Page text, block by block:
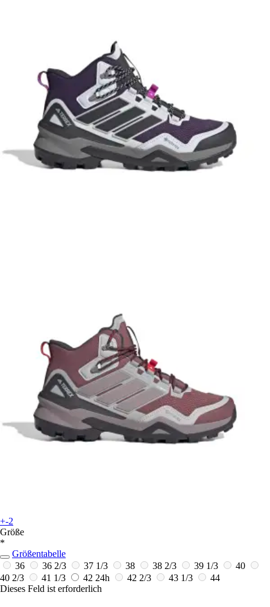
+-2
Größe
*
Größentabelle
36
36 2/3 37 1/3 38 38 2/3 39 1/3
40
40 2/3
41 1/3 42 24h 42 2/3 43 1/3
44
Dieses Feld ist erforderlich